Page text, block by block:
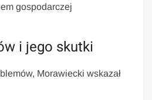
gospodarczej
i jego skutki
Morawiecki wskazał